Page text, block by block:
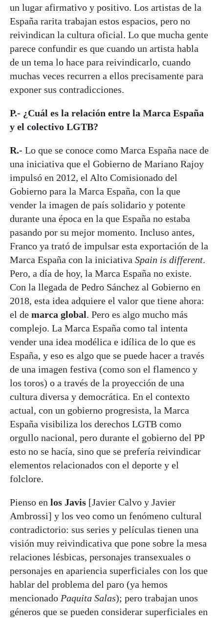
un lugar afirmativo y positivo. Los artistas de la
España rarita trabajan estos espacios, pero no
reivindican la cultura oficial. Lo que mucha gente
parece confundir es que cuando un artista habla
de un tema lo hace para reivindicarlo, cuando
muchas veces recurren a ellos precisamente para
exponer sus contradicciones.
P.- ¿Cuál es la relación entre la Marca España
y el colectivo LGTB?
R.- Lo que se conoce como Marca España nace de
una iniciativa que el Gobierno de Mariano Rajoy
impulsó en 2012, el Alto Comisionado del
Gobierno para la Marca España, con la que
vender la imagen de país solidario y potente
durante una época en la que España no estaba
pasando por su mejor momento. Incluso antes,
Franco ya trató de impulsar esta exportación de la
Marca España con la iniciativa Spain is different.
Pero, a día de hoy, la Marca España no existe.
Con la llegada de Pedro Sánchez al Gobierno en
2018, esta idea adquiere el valor que tiene ahora:
el de marca global. Pero es algo mucho más
complejo. La Marca España como tal intenta
vender una idea modélica e idílica de lo que es
España, y eso es algo que se puede hacer a través
de una imagen festiva (como son el flamenco y
los toros) o a través de la proyección de una
cultura diversa y democrática. En el contexto
actual, con un gobierno progresista, la Marca
España visibiliza los derechos LGTB como
orgullo nacional, pero durante el gobierno del PP
esto no se hacía, sino que se prefería reivindicar
elementos relacionados con el deporte y el
folclore.
Pienso en los Javis [Javier Calvo y Javier
Ambrossi] y los veo como un fenómeno cultural
contradictorio: sus series y películas tienen una
visión muy reivindicativa que pone sobre la mesa
relaciones lésbicas, personajes transexuales o
personajes en apariencia superficiales con los que
hablar del problema del paro (ya hemos
mencionado Paquita Salas); pero trabajan unos
géneros que se pueden considerar superficiales en